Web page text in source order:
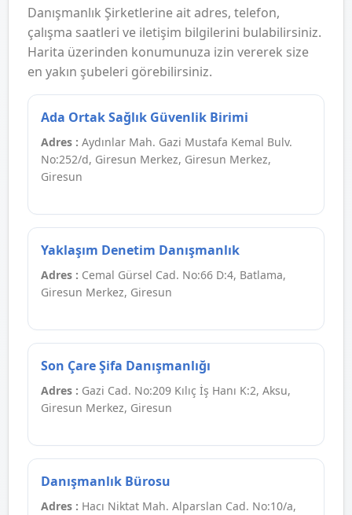
Danışmanlık Şirketlerine ait adres, telefon,
çalışma saatleri ve iletişim bilgilerini bulabilirsiniz.
Harita üzerinden konumunuza izin vererek size
en yakın şubeleri görebilirsiniz.
Ada Ortak Sağlık Güvenlik Birimi
Adres : Aydınlar Mah. Gazi Mustafa Kemal Bulv.
No:252/d, Giresun Merkez, Giresun Merkez,
Giresun
Yaklaşım Denetim Danışmanlık
Adres : Cemal Gürsel Cad. No:66 D:4, Batlama,
Giresun Merkez, Giresun
Son Çare Şifa Danışmanlığı
Adres : Gazi Cad. No:209 Kılıç İş Hanı K:2, Aksu,
Giresun Merkez, Giresun
Danışmanlık Bürosu
Adres : Hacı Niktat Mah. Alparslan Cad. No:10/a,